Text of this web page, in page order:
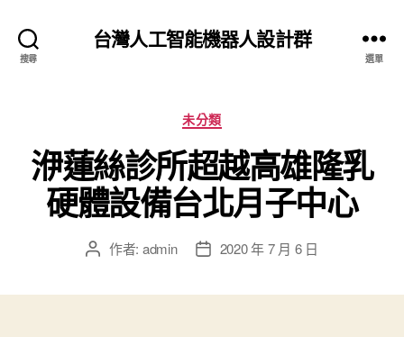
搜尋
台灣人工智能機器人設計群
選單
分
類
未分類
洢蓮絲診所超越高雄隆乳
硬體設備台北月子中心
文 作者: admin
文 2020 年 7 月 6 日